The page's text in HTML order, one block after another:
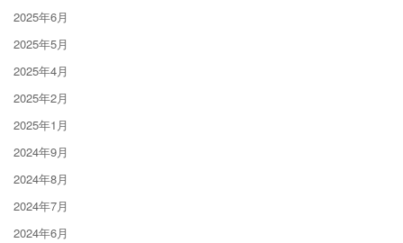
2025年6月
2025年5月
2025年4月
2025年2月
2025年1月
2024年9月
2024年8月
2024年7月
2024年6月